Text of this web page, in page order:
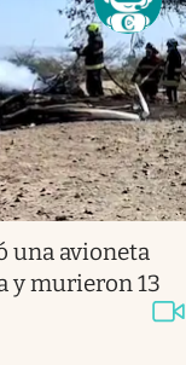
una avioneta
y murieron 13